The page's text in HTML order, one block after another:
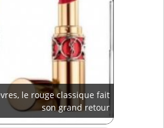
le rouge classique fait
son grand retour